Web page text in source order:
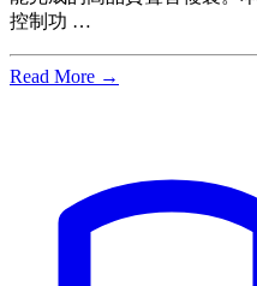
控制功 …
Read More →